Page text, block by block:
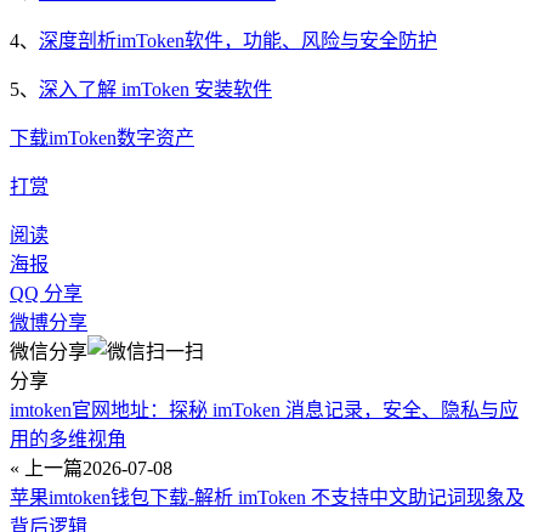
4、 深度剖析imToken软件，功能、风险与安全防护
5、 深入了解 imToken 安装软件
下载imToken数字资产
打赏
阅读
海报
QQ 分享
微博分享
微信分享
分享
imtoken官网地址：探秘 imToken 消息记录，安全、隐私与应
用的多维视角
« 上一篇2026-07-08
苹果imtoken钱包下载-解析 imToken 不支持中文助记词现象及
背后逻辑